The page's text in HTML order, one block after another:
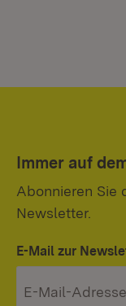
Immer auf
Abonnieren Sie
Newsletter.
E-Mail zur